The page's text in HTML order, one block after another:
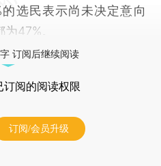
选民表示尚未决定意向
47%。
订阅后继续阅读
订阅的阅读权限
订阅/会员升级